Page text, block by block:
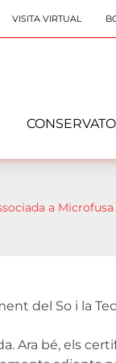
VISITA VIRTUAL
a Microfusa
del So i la
Ara bé, els